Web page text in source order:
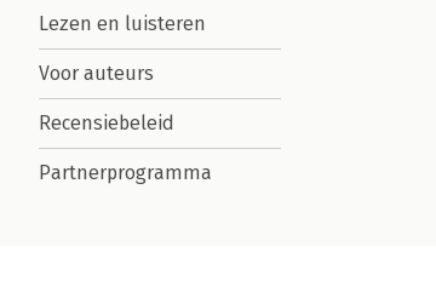
Lezen en luisteren
Voor auteurs
Recensiebeleid
Partnerprogramma